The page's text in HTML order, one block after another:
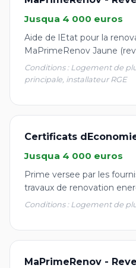
Jusqua 4 000 euros
Aide de lEtat pour la
MaPrimeRenov Jaune
Conditions : Logement de
principale, installateur RGE
Certificats
Jusqua 4 000 euros
Prime versee par les
travaux de renovation
Conditions : Logement de
MaPrimeRenov -